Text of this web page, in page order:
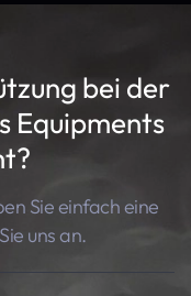
bei der
Equipments
Sie einfach eine
uns an.